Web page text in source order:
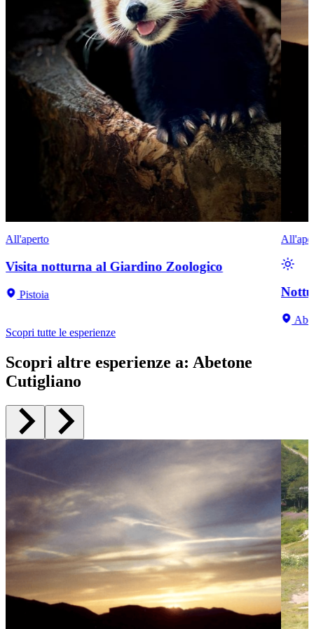
All'aperto
Visita notturna al Giardino Zoologico
Pistoia
Scopri tutte le esperienze
Scopri altre esperienze a: Abetone
Cutigliano